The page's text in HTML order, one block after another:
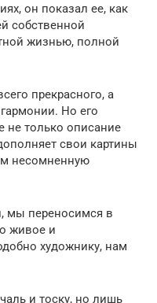
он показал ее, как
собственной
жизнью, полной
прекрасного, а
Но его
только описание
свои картины
несомненную
мы переносимся в
живое и
художнику, нам
и тоску, но лишь